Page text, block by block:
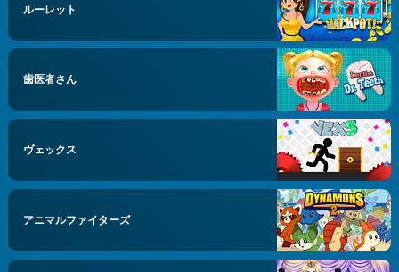
ルーレット
歯医者さん
ヴェックス
アニマルファイターズ